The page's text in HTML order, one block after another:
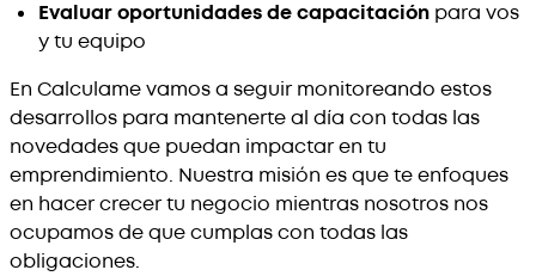
Evaluar oportunidades de capacitación para vos
y tu equipo
En Calculame vamos a seguir monitoreando estos
desarrollos para mantenerte al día con todas las
novedades que puedan impactar en tu
emprendimiento. Nuestra misión es que te enfoques
en hacer crecer tu negocio mientras nosotros nos
ocupamos de que cumplas con todas las
obligaciones.